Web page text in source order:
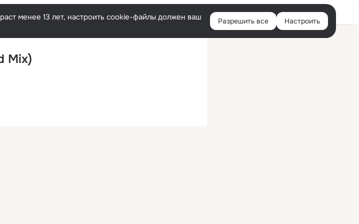
Войти
менее 13 лет, настроить cookie-файлы должен ваш
Разрешить все Настроить
Mix)